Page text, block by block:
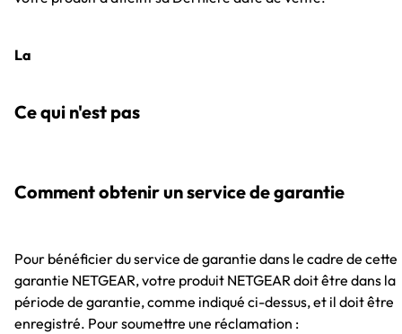
La
Ce qui n'est pas
Comment obtenir un service de garantie
Pour bénéficier du service de garantie dans le cadre de cette
garantie NETGEAR, votre produit NETGEAR doit être dans la
période de garantie, comme indiqué ci-dessus, et il doit être
enregistré. Pour soumettre une réclamation :